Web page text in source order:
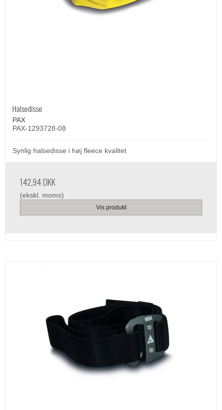
Halsedisse
PAX
PAX-1293728-08
Synlig halsedisse i høj fleece kvalitet
142,94 DKK
(ekskl. moms)
Vis produkt